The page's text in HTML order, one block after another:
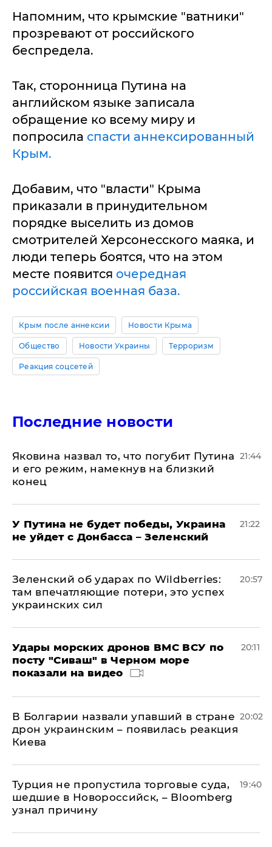
Напомним, что крымские "ватники"
прозревают от российского
беспредела.
Так, сторонница Путина на
английском языке записала
обращение ко всему миру и
попросила спасти аннексированный
Крым.
Добавим, что "власти" Крыма
приказали в принудительном
порядке выселить из домов
смотрителей Херсонесского маяка, и
люди теперь боятся, что на этом
месте появится очередная
российская военная база.
Крым после аннексии Новости Крыма
Общество Новости Украины Терроризм
Реакция соцсетей
Последние новости
Яковина назвал то, что погубит Путина
и его режим, намекнув на близкий
конец
21:44
У Путина не будет победы, Украина
не уйдет с Донбасса – Зеленский
21:22
Зеленский об ударах по Wildberries:
там впечатляющие потери, это успех
украинских сил
20:57
Удары морских дронов ВМС ВСУ по
посту "Сиваш" в Черном море
показали на видео
20:11
В Болгарии назвали упавший в стране
дрон украинским – появилась реакция
Киева
20:02
Турция не пропустила торговые суда,
шедшие в Новороссийск, – Bloomberg
узнал причину
19:40